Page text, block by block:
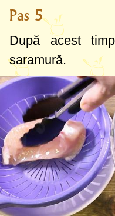
Pas 5
După acest
saramură.